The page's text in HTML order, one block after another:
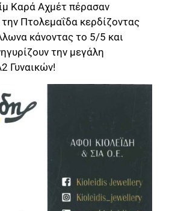
Καρά Αχμέτ πέρασαν
Πτολεμαΐδα κερδίζοντας
κάνοντας το 5/5 και
την μεγάλη
Γυναικών!